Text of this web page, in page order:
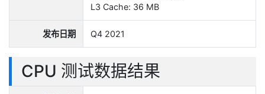
L3 Cache: 36 MB
发布日期 Q4 2021
CPU 测试数据结果